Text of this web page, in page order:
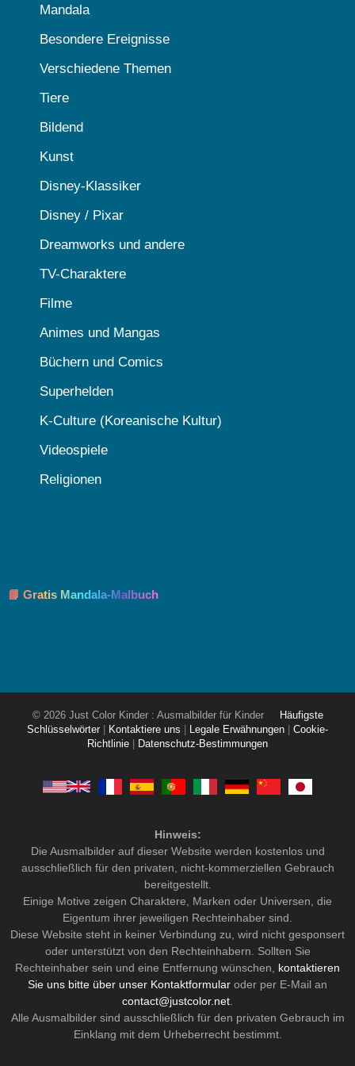
Mandala
Besondere Ereignisse
Verschiedene Themen
Tiere
Bildend
Kunst
Disney-Klassiker
Disney / Pixar
Dreamworks und andere
TV-Charaktere
Filme
Animes und Mangas
Büchern und Comics
Superhelden
K-Culture (Koreanische Kultur)
Videospiele
Religionen
📘 Gratis Mandala-Malbuch
© 2026 Just Color Kinder : Ausmalbilder für Kinder
Häufigste
Schlüsselwörter
Kontaktiere uns Legale Erwähnungen
Cookie-
Richtlinie
Datenschutz-Bestimmungen
Hinweis:
Die Ausmalbilder auf dieser Website werden kostenlos und
ausschließlich für den privaten, nicht-kommerziellen Gebrauch
bereitgestellt.
Einige Motive zeigen Charaktere, Marken oder Universen, die
Eigentum ihrer jeweiligen Rechteinhaber sind.
Diese Website steht in keiner Verbindung zu, wird nicht gesponsert
oder unterstützt von den Rechteinhabern. Sollten Sie
Rechteinhaber sein und eine Entfernung wünschen, kontaktieren
Sie uns bitte über unser Kontaktformular oder per E-Mail an
contact@justcolor.net
Alle Ausmalbilder sind ausschließlich für den privaten Gebrauch im
Einklang mit dem Urheberrecht bestimmt.